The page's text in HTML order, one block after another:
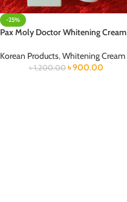
-25%
Pax Moly Doctor Whitening Cream
Korean Products,Whitening Cream
৳1,200.00 ৳900.00